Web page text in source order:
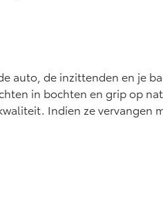
auto, de inzittenden en je
in bochten en grip op
Indien ze vervangen